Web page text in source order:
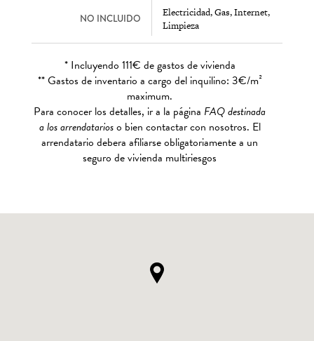
NO INCLUIDO
Electricidad, Gas, Internet,
Limpieza
* Incluyendo 111€ de gastos de vivienda
** Gastos de inventario a cargo del inquilino: 3€/m²
maximum.
Para conocer los detalles, ir a la página FAQ destinada
a los arrendatarioso bien contactar con nosotros. El
arrendatario debera afiliarse obligatoriamente a un
seguro de vivienda multiriesgos